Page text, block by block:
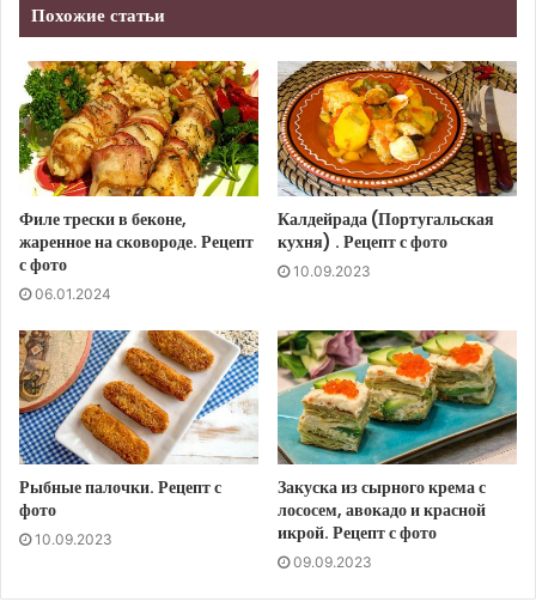
Похожие статьи
Филе трески в беконе,
жаренное на сковороде. Рецепт
с фото
06.01.2024
Калдейрада (Португальская
кухня) . Рецепт с фото
10.09.2023
Рыбные палочки. Рецепт с
фото
10.09.2023
Закуска из сырного крема с
лососем, авокадо и красной
икрой. Рецепт с фото
09.09.2023